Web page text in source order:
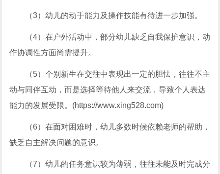
（3）幼儿的动手能力及操作技能有待进一步加强。
（4）在户外活动中，部分幼儿缺乏自我保护意识，动
作协调性方面尚需提升。
（5）个别新生在交往中表现出一定的胆怯，往往不主
动与同伴互动，而是选择等待他人来交流，导致个人表达
能力的发展受限。(https://www.xing528.com)
（6）在面对困难时，幼儿多数时候依赖老师的帮助，
缺乏自主解决问题的意识。
（7）幼儿的任务意识较为薄弱，往往未能及时完成分